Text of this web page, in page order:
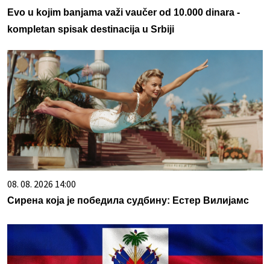
Evo u kojim banjama važi vaučer od 10.000 dinara -
kompletan spisak destinacija u Srbiji
08. 08. 2026 14:00
Сирена која је победила судбину: Естер Вилијамс